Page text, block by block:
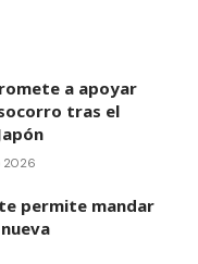
a apoyar
tras el
2026
permite mandar